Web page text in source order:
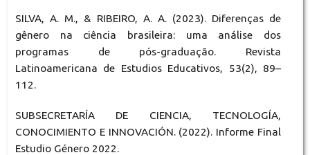
SILVA, A. M., & RIBEIRO, A. A. (2023). Diferenças de
gênero na ciência brasileira: uma análise dos
programas de pós-graduação. Revista
Latinoamericana de Estudios Educativos, 53(2), 89–
112.
SUBSECRETARÍA DE CIENCIA, TECNOLOGÍA,
CONOCIMIENTO E INNOVACIÓN. (2022). Informe Final
Estudio Género 2022.